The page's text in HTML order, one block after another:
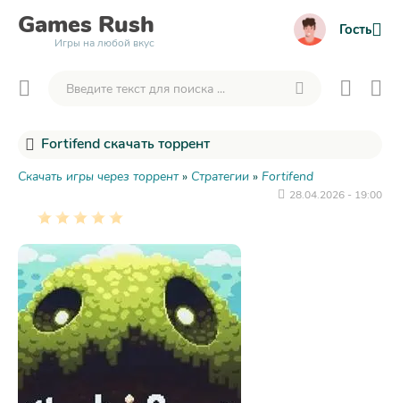
Games Rush
Игры на любой вкус
Гость
Fortifend скачать торрент
Скачать игры через торрент» Стратегии » Fortifend
28.04.2026 - 19:00